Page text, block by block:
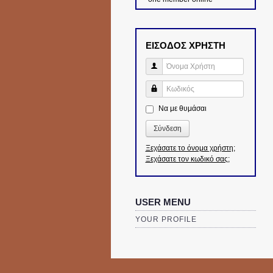
ΕΙΣΟΔΟΣ ΧΡΗΣΤΗ
Όνομα Χρήστη
Κωδικός
Να με θυμάσαι
Σύνδεση
Ξεχάσατε το όνομα χρήστη;
Ξεχάσατε τον κωδικό σας;
USER MENU
YOUR PROFILE